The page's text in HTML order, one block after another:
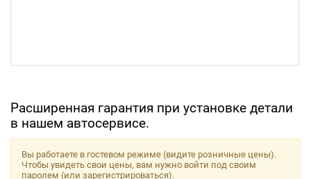
Расширенная гарантия при установке детали
в нашем автосервисе.
Вы работаете в гостевом режиме (видите розничные цены).
Чтобы увидеть свои цены, вам нужно войти под своим
паролем (или зарегистрироваться).